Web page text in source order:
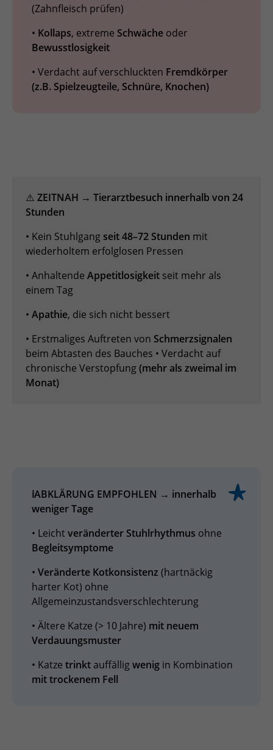
(Zahnfleisch prüfen)
• Kollaps, extreme Schwäche oder
Bewusstlosigkeit
• Verdacht auf verschluckten Fremdkörper
(z.B. Spielzeugteile, Schnüre, Knochen)
⚠️ ZEITNAH → Tierarztbesuch innerhalb von 24
Stunden
• Kein Stuhlgang seit 48–72 Stunden mit
wiederholtem erfolglosen Pressen
• AnhaltendeAppetitlosigkeit seit mehr als
einem Tag
•Apathie, die sich nicht bessert
• Erstmaliges Auftreten von Schmerzsignalen
beim Abtasten des Bauches • Verdacht auf
chronische Verstopfung(mehr als zweimal im
Monat)
ℹ️ABKLÄRUNG EMPFOHLEN → innerhalb
weniger Tage
• Leichtveränderter Stuhlrhythmus ohne
Begleitsymptome
• Veränderte Kotkonsistenz (hartnäckig
harter Kot) ohne
Allgemeinzustandsverschlechterung
• Ältere Katze (> 10 Jahre) mit neuem
Verdauungsmuster
• Katze trinktauffälligwenig in Kombination
mit trockenem Fell